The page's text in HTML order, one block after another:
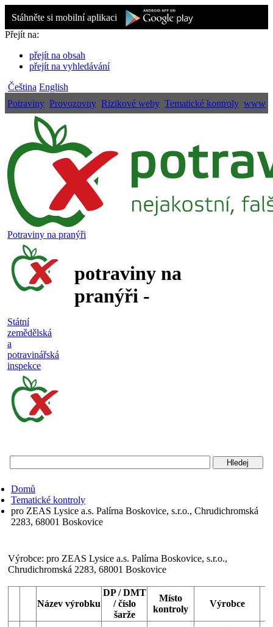
Stáhněte si mobilní aplikaci
Přejít na:
přejít na obsah
přejít na vyhledávání
Čeština English
Potraviny Provozovny Rizikové weby Tematické kontroly www
Potraviny na pranýři
potraviny na
pranýři -
Státní
zemědělská
a
potravinářská
inspekce
potravinářská
inspekce
Domů
Tematické kontroly
pro ZEAS Lysice a.s. Palírna Boskovice, s.r.o., Chrudichromská
2283, 68001 Boskovice
Výrobce: pro ZEAS Lysice a.s. Palírna Boskovice, s.r.o.,
Chrudichromská 2283, 68001 Boskovice
Název výrobku
DP / DMT
/ číslo
šarže
Místo
kontroly
Výrobce